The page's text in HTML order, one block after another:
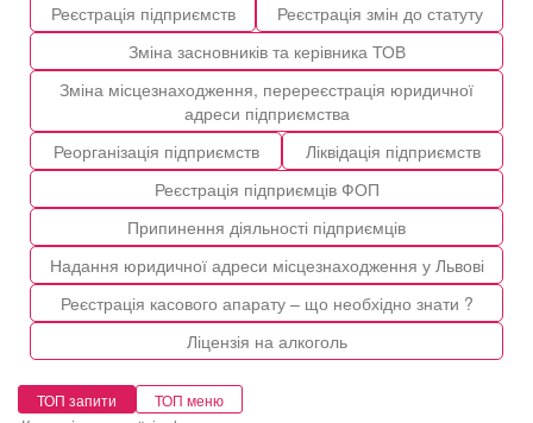
Реєстрація підприємств
Реєстрація змін до статуту
Зміна засновників та керівника ТОВ
Зміна місцезнаходження, перереєстрація юридичної
адреси підприємства
Реорганізація підприємств
Ліквідація підприємств
Реєстрація підприємців ФОП
Припинення діяльності підприємців
Надання юридичної адреси місцезнаходження у Львові
Реєстрація касового апарату – що необхідно знати ?
Ліцензія на алкоголь
ТОП запити ТОП меню